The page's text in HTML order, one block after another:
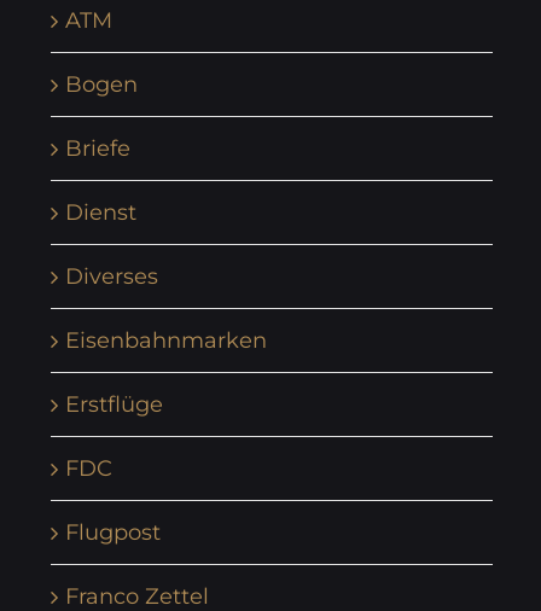
ATM
Bogen
Briefe
Dienst
Diverses
Eisenbahnmarken
Erstflüge
FDC
Flugpost
Franco Zettel